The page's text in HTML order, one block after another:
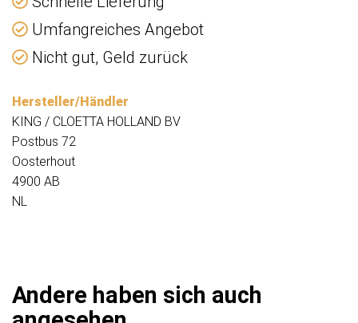
Umfangreiches Angebot
Nicht gut, Geld zurück
Hersteller/Händler
KING / CLOETTA HOLLAND BV
Postbus 72
Oosterhout
4900 AB
NL
Andere haben sich auch